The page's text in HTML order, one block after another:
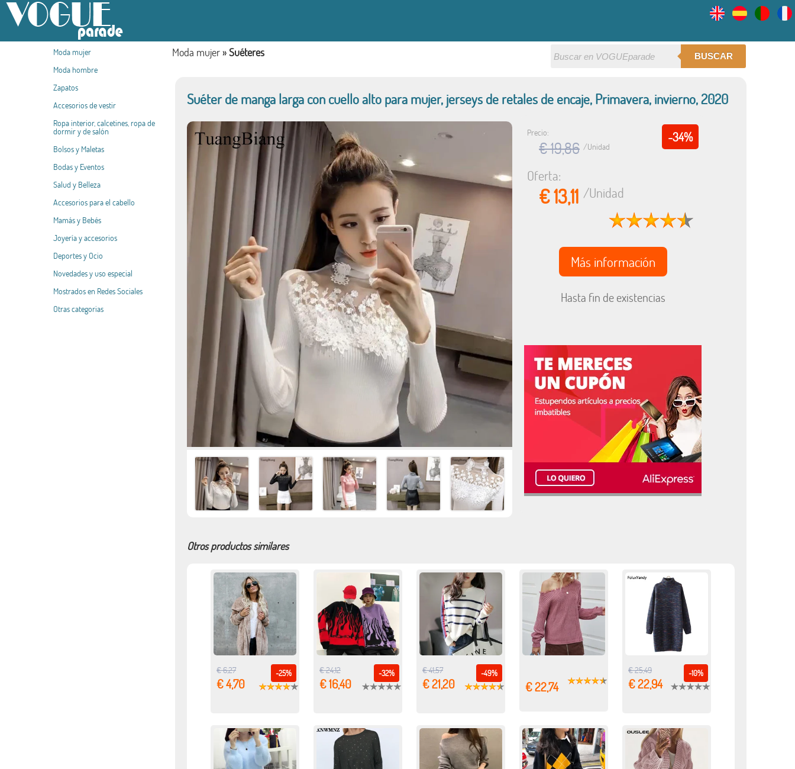
Moda mujer
Moda hombre
Zapatos
Accesorios de vestir
Ropa interior, calcetines, ropa de
dormir y de salón
Bolsos y Maletas
Bodas y Eventos
Salud y Belleza
Accesorios para el cabello
Mamás y Bebés
Joyería y accesorios
Deportes y Ocio
Novedades y uso especial
Mostrados en Redes Sociales
Otras categorias
BUSCAR
Moda mujer »Suéteres
Suéter de manga larga con cuello alto para mujer, jerseys de retales de encaje, Primavera, invierno, 2020
-34%
Precio:
€ 19,86 /Unidad
Oferta:
€ 13,11 /Unidad
Más información
Hasta fin de existencias
Otros productos similares
-25%
€ 6,27
€ 4,70
-32%
€ 24,12
€ 16,40
-49%
€ 41,57
€ 21,20 € 22,74
-10%
€ 25,49
€ 22,94